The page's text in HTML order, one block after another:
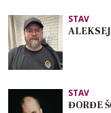
STAV
STAV
ĐORĐE